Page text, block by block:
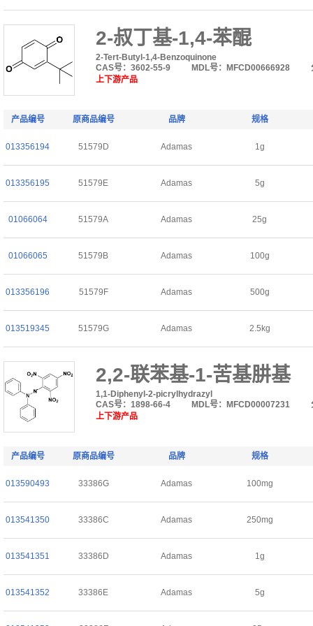
2-叔丁基-1,4-苯醌
2-Tert-Butyl-1,4-Benzoquinone
CAS号：3602-55-9
MDL号：MFCD00666928
上下游产品
产品编号 原商品编号 品牌 规格
013356194 51579D Adamas 1g
013356195 51579E Adamas 5g
01066064 51579A Adamas 25g
01066065 51579B Adamas 100g
013356196 51579F Adamas 500g
013519345 51579G Adamas 2.5kg
2,2-联苯基-1-苦基肼基
1,1-Diphenyl-2-picrylhydrazyl
CAS号：1898-66-4
MDL号：MFCD00007231
上下游产品
产品编号 原商品编号 品牌 规格
013590493 33386G Adamas 100mg
013541350 33386C Adamas 250mg
013541351 33386D Adamas 1g
013541352 33386E Adamas 5g